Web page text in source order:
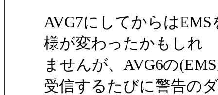
AVG7にしてからは
様が変わったかもしれ
ませんが、AVG6の
受信するたびに警告のダ